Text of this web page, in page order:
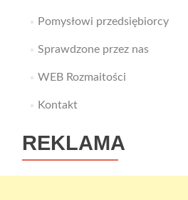
Pomysłowi przedsiębiorcy
Sprawdzone przez nas
WEB Rozmaitości
Kontakt
REKLAMA